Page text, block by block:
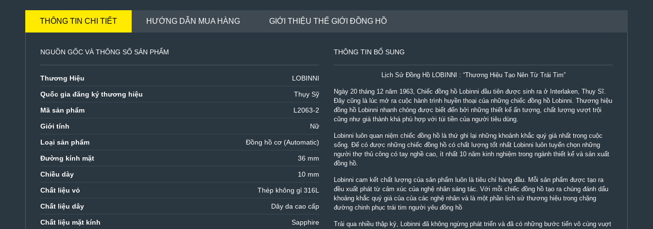
THÔNG TIN CHI TIẾT HƯỚNG DẪN MUA HÀNG GIỚI THIỆU THẾ GIỚI ĐỒNG HỒ
NGUỒN GỐC VÀ THÔNG SỐ SẢN PHẨM
Thương Hiệu LOBINNI
Quốc gia đăng ký thương hiệu Thụy Sỹ
Mã sản phẩm L2063-2
Giới tính Nữ
Loại sản phẩm Đồng hồ cơ (Automatic)
Đường kính mặt 36 mm
Chiều dày 10 mm
Chất liệu vỏ Thép không gỉ 316L
Chất liệu dây Dây da cao cấp
Chất liệu mặt kính Sapphire
THÔNG TIN BỔ SUNG
Lịch Sử Đồng Hồ LOBINNI : “Thương Hiệu Tạo Nên Từ Trái Tim”
Ngày 20 tháng 12 năm 1963, Chiếc đồng hồ Lobinni đầu tiên được sinh ra ở Interlaken, Thụy Sĩ.
Đây cũng là lúc mở ra cuộc hành trình huyền thoại của những chiếc đồng hồ Lobinni. Thương hiệu
đồng hồ Lobinni nhanh chóng được biết đến bởi những thiết kế ấn tượng, chất lượng vượt trội
cũng như giá thành khá phù hợp với túi tiền của người tiêu dùng.
Lobinni luôn quan niệm chiếc đồng hồ là thứ ghi lại những khoảnh khắc quý giá nhất trong cuộc
sống. Để có được những chiếc đồng hồ có chất lượng tốt nhất Lobinni luôn tuyển chọn những
người thợ thủ công có tay nghề cao, ít nhất 10 năm kinh nghiệm trong ngành thiết kế và sản xuất
đồng hồ.
Lobinni cam kết chất lượng của sản phẩm luôn là tiêu chí hàng đầu. Mỗi sản phẩm được tạo ra
đều xuất phát từ cảm xúc của nghệ nhân sáng tác. Với mỗi chiếc đồng hồ tạo ra chúng đánh dấu
khoảng khắc quý giá của của các nghệ nhân và là một phần lịch sử thương hiệu trong chặng
đường chinh phục trái tim người yêu đồng hồ
Trải qua nhiều thập kỷ, Lobinni đã không ngừng phát triển và đã có những bước tiến vô cùng vuợt